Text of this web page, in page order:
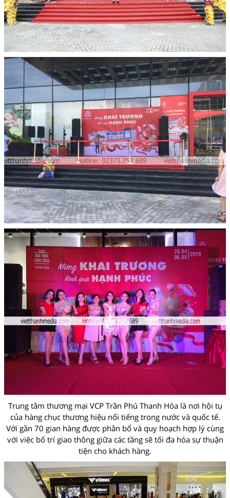
Trung tâm thương mại VCP Trần Phú Thanh Hóa là nơi hội tụ
của hàng chục thương hiệu nổi tiếng trong nước và quốc tế.
Với gần 70 gian hàng được phân bổ và quy hoạch hợp lý cùng
với việc bố trí giao thông giữa các tầng sẽ tối đa hóa sự thuận
tiện cho khách hàng.